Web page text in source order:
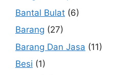
Bantal Bulat (6)
Barang (27)
Barang Dan Jasa (11)
Besi (1)